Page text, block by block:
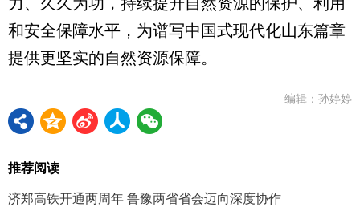
和安全保障水平，为谱写中国式现代化山东篇章
提供更坚实的自然资源保障。
编辑：孙婷婷
推荐阅读
济郑高铁开通两周年 鲁豫两省省会迈向深度协作